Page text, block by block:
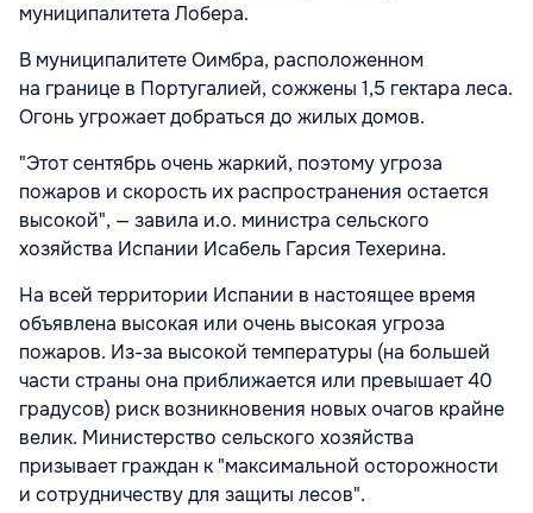
муниципалитета Лобера.
В муниципалитете Оимбра, расположенном
на границе в Португалией, сожжены 1,5 гектара леса.
Огонь угрожает добраться до жилых домов.
"Этот сентябрь очень жаркий, поэтому угроза
пожаров и скорость их распространения остается
высокой", — завила и.о. министра сельского
хозяйства Испании Исабель Гарсия Техерина.
На всей территории Испании в настоящее время
объявлена высокая или очень высокая угроза
пожаров. Из-за высокой температуры (на большей
части страны она приближается или превышает 40
градусов) риск возникновения новых очагов крайне
велик. Министерство сельского хозяйства
призывает граждан к "максимальной осторожности
и сотрудничеству для защиты лесов".